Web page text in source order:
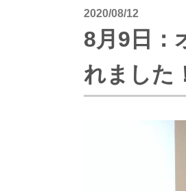
2020/08/12
8月9日：
れました